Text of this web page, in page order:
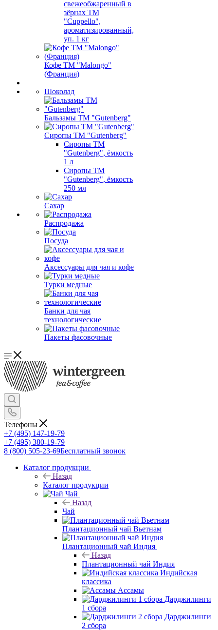
свежеобжаренный в
зёрнах ТМ
"Cuppello",
ароматизированный,
уп. 1 кг
Кофе ТМ "Malongo"
(Франция)
Шоколад
Бальзамы ТМ "Gutenberg"
Сиропы ТМ "Gutenberg"
Сиропы ТМ
"Gutenberg", ёмкость
1 л
Сиропы ТМ
"Gutenberg", ёмкость
250 мл
Сахар
Распродажа
Посуда
Аксессуары для чая и кофе
Турки медные
Банки для чая
технологические
Пакеты фасовочные
Телефоны
+7 (495) 147-19-79
+7 (495) 380-19-79
8 (800) 505-23-69Бесплатный звонок
Каталог продукции
Назад
Каталог продукции
Чай
Назад
Чай
Плантационный чай Вьетнам
Плантационный чай Индия
Назад
Плантационный чай Индия
Индийская
классика
Ассамы
Дарджилинги
1 сбора
Дарджилинги
2 сбора